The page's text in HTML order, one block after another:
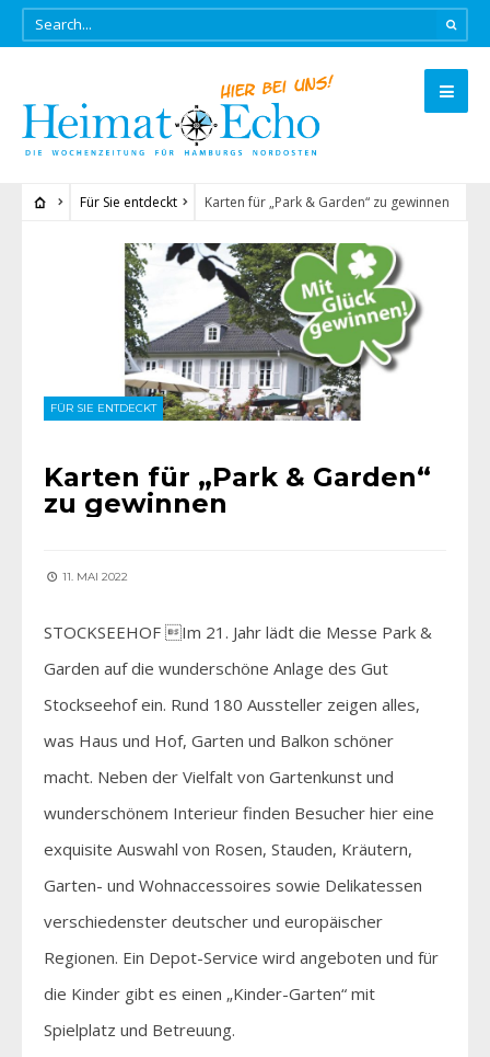
Für Sie entdeckt Karten für „Park & Garden“ zu gewinnen
FÜR SIE ENTDECKT
Karten für „Park & Garden“
zu gewinnen
11. MAI 2022
STOCKSEEHOF Im 21. Jahr lädt die Messe Park &
Garden auf die wunderschöne Anlage des Gut
Stockseehof ein. Rund 180 Aussteller zeigen alles,
was Haus und Hof, Garten und Balkon schöner
macht. Neben der Vielfalt von Gartenkunst und
wunderschönem Interieur finden Besucher hier eine
exquisite Auswahl von Rosen, Stauden, Kräutern,
Garten- und Wohnaccessoires sowie Delikatessen
verschiedenster deutscher und europäischer
Regionen. Ein Depot-Service wird angeboten und für
die Kinder gibt es einen „Kinder-Garten“ mit
Spielplatz und Betreuung.